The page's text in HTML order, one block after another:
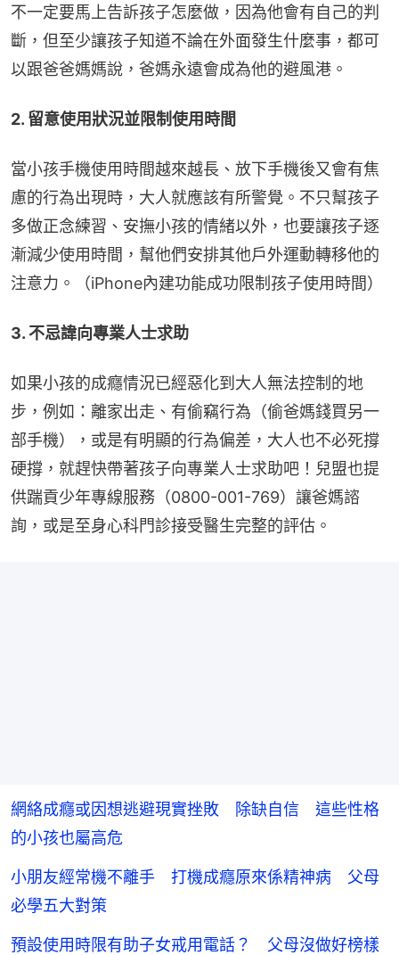
不一定要馬上告訴孩子怎麼做，因為他會有自己的判
斷，但至少讓孩子知道不論在外面發生什麼事，都可
以跟爸爸媽媽說，爸媽永遠會成為他的避風港。
2. 留意使用狀況並限制使用時間
當小孩手機使用時間越來越長、放下手機後又會有焦
慮的行為出現時，大人就應該有所警覺。不只幫孩子
多做正念練習、安撫小孩的情緒以外，也要讓孩子逐
漸減少使用時間，幫他們安排其他戶外運動轉移他的
注意力。（iPhone內建功能成功限制孩子使用時間）
3. 不忌諱向專業人士求助
如果小孩的成癮情況已經惡化到大人無法控制的地
步，例如：離家出走、有偷竊行為（偷爸媽錢買另一
部手機），或是有明顯的行為偏差，大人也不必死撐
硬撐，就趕快帶著孩子向專業人士求助吧！兒盟也提
供踹貢少年專線服務（0800-001-769）讓爸媽諮
詢，或是至身心科門診接受醫生完整的評估。
網絡成癮或因想逃避現實挫敗 除缺自信 這些性格
的小孩也屬高危
小朋友經常機不離手 打機成癮原來係精神病 父母
必學五大對策
預設使用時限有助子女戒用電話？ 父母沒做好榜樣